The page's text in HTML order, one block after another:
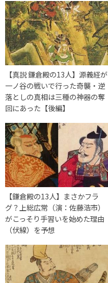
【真説 鎌倉殿の13人】源義経が
一ノ谷の戦いで行った奇襲・逆
落としの真相は三種の神器の奪
回にあった【後編】
【鎌倉殿の13人】まさかフラ
グ？上総広常（演：佐藤浩市）
がこっそり手習いを始めた理由
（伏線）を予想